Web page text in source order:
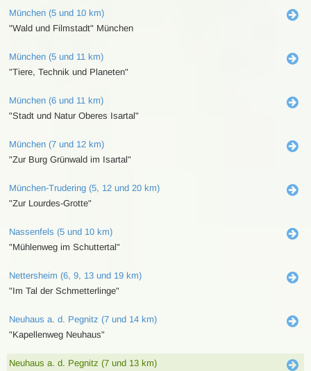
München (5 und 10 km)
"Wald und Filmstadt" München
München (5 und 11 km)
"Tiere, Technik und Planeten"
München (6 und 11 km)
"Stadt und Natur Oberes Isartal"
München (7 und 12 km)
"Zur Burg Grünwald im Isartal"
München-Trudering (5, 12 und 20 km)
"Zur Lourdes-Grotte"
Nassenfels (5 und 10 km)
"Mühlenweg im Schuttertal"
Nettersheim (6, 9, 13 und 19 km)
"Im Tal der Schmetterlinge"
Neuhaus a. d. Pegnitz (7 und 14 km)
"Kapellenweg Neuhaus"
Neuhaus a. d. Pegnitz (7 und 13 km)